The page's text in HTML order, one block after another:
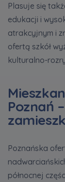
Plasuje się
edukacji i
atrakcyjnym i
ofertą szkół
kulturalno-
Poznań
Poznańska
północnej
pakietu akcji